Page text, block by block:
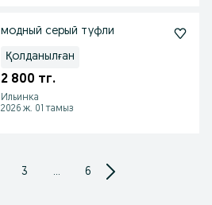
модный серый туфли
Қолданылған
2 800 тг.
Ильинка
2026 ж. 01 тамыз
3 ... 6